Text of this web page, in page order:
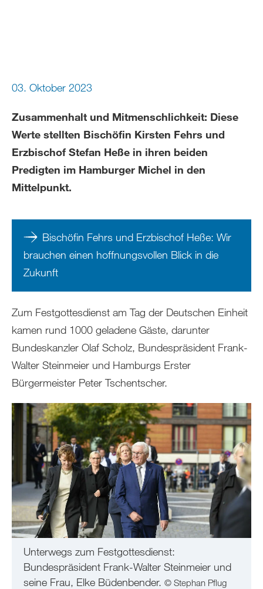
03. Oktober 2023
Zusammenhalt und Mitmenschlichkeit: Diese
Werte stellten Bischöfin Kirsten Fehrs und
Erzbischof Stefan Heße in ihren beiden
Predigten im Hamburger Michel in den
Mittelpunkt.
Bischöfin Fehrs und Erzbischof Heße: Wir
brauchen einen hoffnungsvollen Blick in die
Zukunft
Zum Festgottesdienst am Tag der Deutschen Einheit
kamen rund 1000 geladene Gäste, darunter
Bundeskanzler Olaf Scholz, Bundespräsident Frank-
Walter Steinmeier und Hamburgs Erster
Bürgermeister Peter Tschentscher.
Unterwegs zum Festgottesdienst:
Bundespräsident Frank-Walter Steinmeier und
seine Frau, Elke Büdenbender. © Stephan Pflug